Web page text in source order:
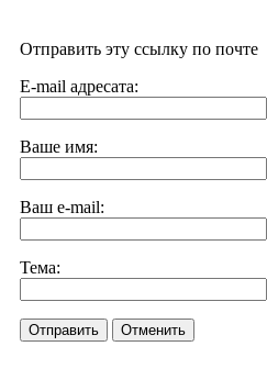
Отправить эту ссылку по почте
E-mail адресата:
Ваше имя:
Ваш e-mail:
Тема:
Отправить Отменить